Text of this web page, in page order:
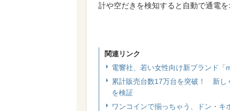
計や空だきを検知すると自動で通電
関連リンク
電響社、若い女性向け新ブランド「
累計販売台数17万台を突破！ 新し
を検証
ワンコインで揃っちゃう、ドン・キ